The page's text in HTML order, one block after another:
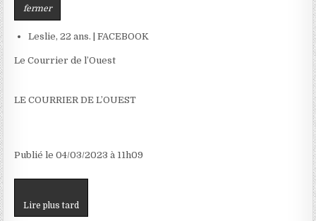
fermer
Leslie, 22 ans. |FACEBOOK
Le Courrier de l’Ouest
LE COURRIER DE L’OUEST
Publié le04/03/2023à 11h09
Lire plus tard